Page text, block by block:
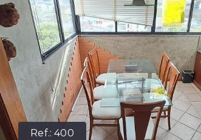
Ref.:400